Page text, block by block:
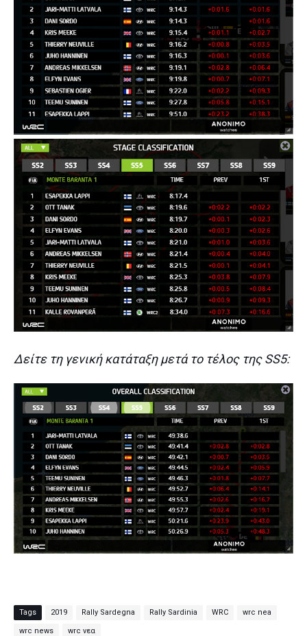
Δείτε τη γενική κατάταξη μετά το τέλος της SS5:
Tags 2019 Rally Sardegna Rally Sardinia WRC wrc nea
wrc news wrc νεα